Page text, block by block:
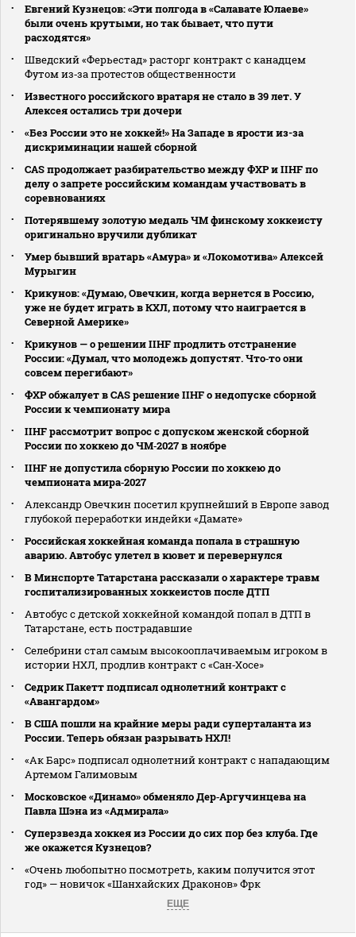
Евгений Кузнецов: «Эти полгода в «Салавате Юлаеве»
были очень крутыми, но так бывает, что пути
расходятся»
Шведский «Ферьестад» расторг контракт с канадцем
Футом из‑за протестов общественности
Известного российского вратаря не стало в 39 лет. У
Алексея остались три дочери
«Без России это не хоккей!» На Западе в ярости из-за
дискриминации нашей сборной
CAS продолжает разбирательство между ФХР и IIHF по
делу о запрете российским командам участвовать в
соревнованиях
Потерявшему золотую медаль ЧМ финскому хоккеисту
оригинально вручили дубликат
Умер бывший вратарь «Амура» и «Локомотива» Алексей
Мурыгин
Крикунов: «Думаю, Овечкин, когда вернется в Россию,
уже не будет играть в КХЛ, потому что наиграется в
Северной Америке»
Крикунов — о решении IIHF продлить отстранение
России: «Думал, что молодежь допустят. Что‑то они
совсем перегибают»
ФХР обжалует в CAS решение IIHF о недопуске сборной
России к чемпионату мира
IIHF рассмотрит вопрос с допуском женской сборной
России по хоккею до ЧМ‑2027 в ноябре
IIHF не допустила сборную России по хоккею до
чемпионата мира‑2027
Александр Овечкин посетил крупнейший в Европе завод
глубокой переработки индейки «Дамате»
Российская хоккейная команда попала в страшную
аварию. Автобус улетел в кювет и перевернулся
В Минспорте Татарстана рассказали о характере травм
госпитализированных хоккеистов после ДТП
Автобус с детской хоккейной командой попал в ДТП в
Татарстане, есть пострадавшие
Селебрини стал самым высокооплачиваемым игроком в
истории НХЛ, продлив контракт с «Сан‑Хосе»
Седрик Пакетт подписал однолетний контракт с
«Авангардом»
В США пошли на крайние меры ради суперталанта из
России. Теперь обязан разрывать НХЛ!
«Ак Барс» подписал однолетний контракт с нападающим
Артемом Галимовым
Московское «Динамо» обменяло Дер‑Аргучинцева на
Павла Шэна из «Адмирала»
Суперзвезда хоккея из России до сих пор без клуба. Где
же окажется Кузнецов?
«Очень любопытно посмотреть, каким получится этот
год» — новичок «Шанхайских Драконов» Фрк
ЕЩЕ